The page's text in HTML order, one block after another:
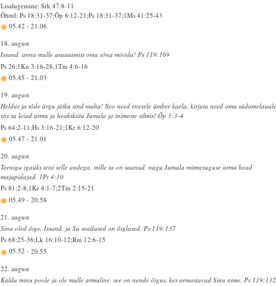
Lisalugemine: Srk 47:8-11
Õhtul: Ps 18:31-37;Õp 8:12-21;Ps 18:31-37;1Ms 41:25-43
05.42-21.06
18. august
Issand, anna mulle arusaamist oma sõna mööda! Ps 119:169
Ps 26;1Kn 3:16-28;1Tm 4:6-16
05.45-21.03
19. august
Heldus ja tõde ärgu jätku sind maha! Seo need enesele ümber kaela, kirjuta need oma
siis sa leiad armu ja heakskiitu Jumala ja inimeste silmis! Õp 3:3-4
Ps 64:2-11;Hs 3:16-21;1Kr 6:12-20
05.47-21.01
20. august
Teenigu igaüks teisi selle andega, mille ta on saanud, nagu Jumala mitmesuguse armu head
majapidajad. 1Pt 4:10
Ps 81:2-8;1Kr 4:1-7;2Tm 2:15-21
05.49-20.58
21. august
Sina oled õige, Issand, ja Su seadused on õiglased. Ps 119:137
Ps 68:25-36;Lk 16:10-12;Rm 12:6-15
05.52-20.55
22. august
Kaldu minu poole ja ole mulle armuline, see on nende õigus, kes armastavad Sinu nime. Ps 119:132